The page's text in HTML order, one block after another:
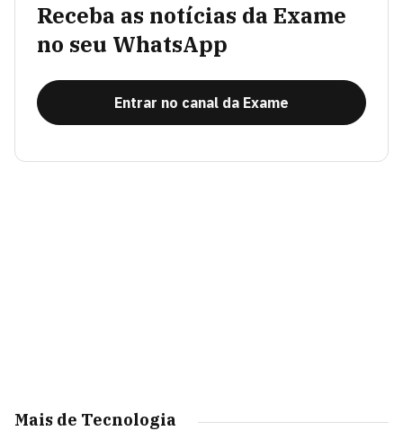
Receba as notícias da Exame
no seu WhatsApp
Entrar no canal da Exame
Mais de Tecnologia